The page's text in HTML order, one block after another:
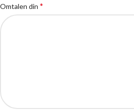
Omtalen din *